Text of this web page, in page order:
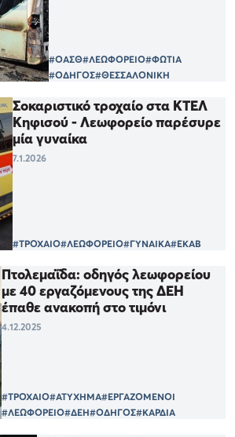
#ΟΑΣΘ#ΛΕΩΦΟΡΕΙΟ#ΦΩΤΙΑ
#ΟΔΗΓΟΣ#ΘΕΣΣΑΛΟΝΙΚΗ
Σοκαριστικό τροχαίο στα ΚΤΕΛ
Κηφισού - Λεωφορείο παρέσυρε
μία γυναίκα
7.1.2026
#ΤΡΟΧΑΙΟ#ΛΕΩΦΟΡΕΙΟ#ΓΥΝΑΙΚΑ#ΕΚΑΒ
Πτολεμαΐδα: οδηγός λεωφορείου
με 40 εργαζόμενους της ΔΕΗ
έπαθε ανακοπή στο τιμόνι
4.12.2025
#ΤΡΟΧΑΙΟ#ΑΤΥΧΗΜΑ#ΕΡΓΑΖΟΜΕΝΟΙ
#ΛΕΩΦΟΡΕΙΟ#ΔΕΗ#ΟΔΗΓΟΣ#ΚΑΡΔΙΑ